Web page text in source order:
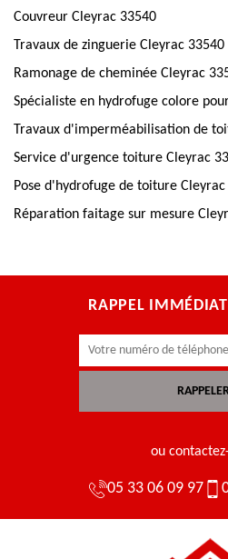
Couvreur Cleyrac 33540
Travaux de zinguerie Cleyrac 33540
Ramonage de cheminée Cleyrac
Spécialiste en hydrofuge colore
Travaux d'imperméabilisation de
Service d'urgence toiture Cleyrac
Pose d'hydrofuge de toiture Cleyrac
Réparation faitage sur mesure
RAPPEL
ou
05 33 06 09 97